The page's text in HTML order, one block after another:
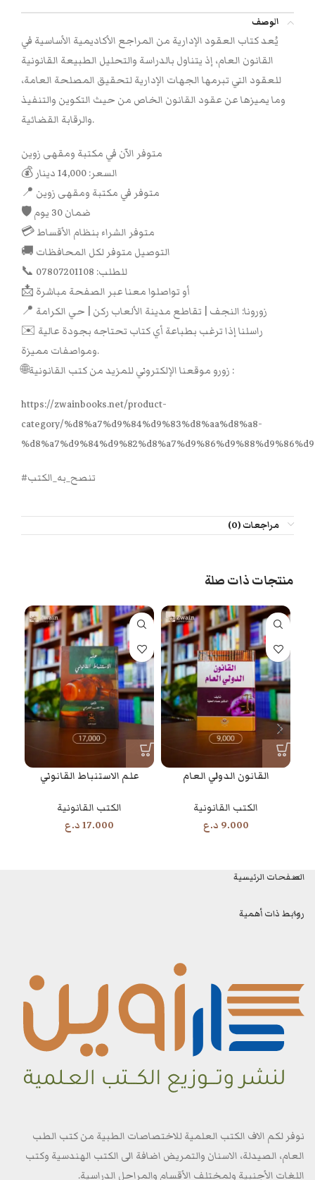
الوصف
يُعد كتاب العقود الإدارية من المراجع الأكاديمية الأساسية في
القانون العام، إذ يتناول بالدراسة والتحليل الطبيعة القانونية
للعقود التي تبرمها الجهات الإدارية لتحقيق المصلحة العامة،
وما يميزها عن عقود القانون الخاص من حيث التكوين والتنفيذ
والرقابة القضائية.
متوفر الآن في مكتبة ومقهى زوين
💰 السعر: 14,000 دينار
📍 متوفر في مكتبة ومقهى زوين
🛡 ضمان 30 يوم
💳 متوفر الشراء بنظام الأقساط
🚚 التوصيل متوفر لكل المحافظات
📞 للطلب: 07807201108
📩 أو تواصلوا معنا عبر الصفحة مباشرة
📍 زورونا: النجف | تقاطع مدينة الألعاب ركن | حي الكرامة
✉️ راسلنا إذا ترغب بطباعة أي كتاب تحتاجه بجودة عالية
ومواصفات مميزة.
🌐زورو موقعنا الإلكتروني للمزيد من كتب القانونية :
https://zwainbooks.net/product-
category/%d8%a7%d9%84%d9%83%d8%aa%d8%a8-
#تنصح_به_الكتب
مراجعات (0)
منتجات ذات صلة
القانون الدولي العام
الكتب القانونية
9.000 د.ع
علم الاستنباط القانوني
الكتب القانونية
17.000د.ع
الصفحات الرئيسية
روابط ذات أهمية
نوفر لكم الاف الكتب العلمية للاختصاصات الطبية من كتب الطب
العام، الصيدلة، الاسنان والتمريض اضافة الى الكتب الهندسية وكتب
اللغات الأجنبية ولمختلف الأقسام والمراحل الدراسية.